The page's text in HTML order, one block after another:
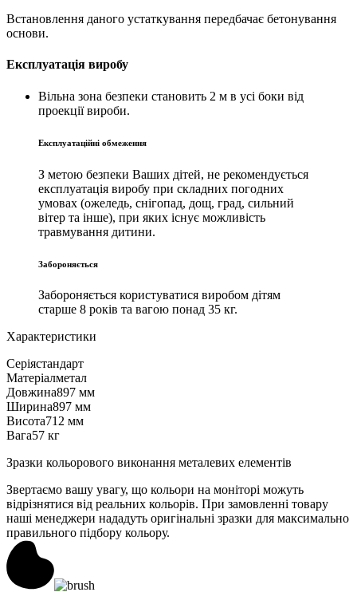
Встановлення даного устаткування передбачає бетонування
основи.
Експлуатація виробу
Вільна зона безпеки становить 2 м в усі боки від
проекції вироби.
Експлуатаційні обмеження
З метою безпеки Ваших дітей, не рекомендується
експлуатація виробу при складних погодних
умовах (ожеледь, снігопад, дощ, град, сильний
вітер та інше), при яких існує можливість
травмування дитини.
Забороняється
Забороняється користуватися виробом дітям
старше 8 років та вагою понад 35 кг.
Характеристики
Серіястандарт
Матеріалметал
Довжина897 мм
Ширина897 мм
Висота712 мм
Вага57 кг
Зразки кольорового виконання металевих елементів
Звертаємо вашу увагу, що кольори на моніторі можуть
відрізнятися від реальних кольорів. При замовленні товару
наші менеджери нададуть оригінальні зразки для максимально
правильного підбору кольору.